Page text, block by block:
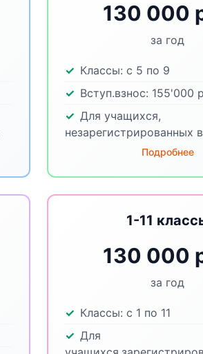
130 000
за год
Классы: с 5 по 9
Вступ.взнос: 155'000 р
Для учащихся,
незарегистрированных
Подробнее
1-11
130 000
за год
Классы: с 1 по 11
Для